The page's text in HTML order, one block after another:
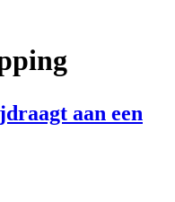
aan een